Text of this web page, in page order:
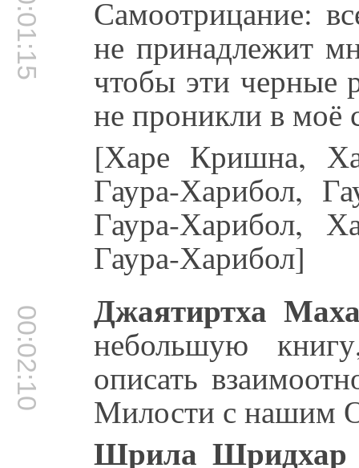
00:01:15 Самоотрицание:
не принадлежит
чтобы эти черные
не проникли в моё
[Харе Кришна,
Гаура-Харибол,
Гаура-Харибол,
Гаура-Харибол]
00:02:10 Джаятиртха
небольшую
описать
Милости с нашим
Шрила Шридхар